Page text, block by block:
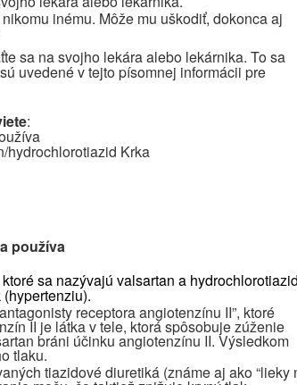
inému. Môže mu uškodiť, dokonca aj
sa na svojho lekára alebo lekárnika. To sa
uvedené v tejto písomnej informácii pre
:
hydrochlorotiazid Krka
používa
sa nazývajú valsartan a
receptora angiotenzínu II”, ktoré
II je látka v tele, ktorá spôsobuje zúženie
bráni účinku angiotenzínu II. Výsledkom
tlaku.
tiazidové diuretiká (známe aj ako “lieky